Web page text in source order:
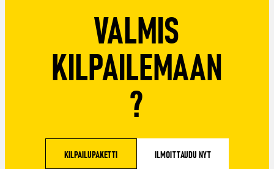
VALMIS
KILPAILEMAAN
?
KILPAILUPAKETTI ILMOITTAUDU NYT